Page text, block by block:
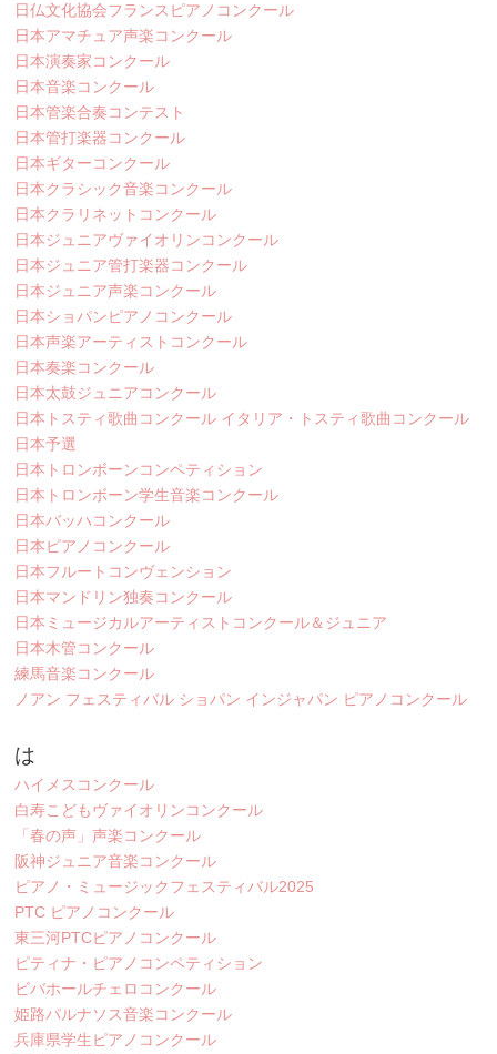
日仏文化協会フランスピアノコンクール
日本アマチュア声楽コンクール
日本演奏家コンクール
日本音楽コンクール
日本管楽合奏コンテスト
日本管打楽器コンクール
日本ギターコンクール
日本クラシック音楽コンクール
日本クラリネットコンクール
日本ジュニアヴァイオリンコンクール
日本ジュニア管打楽器コンクール
日本ジュニア声楽コンクール
日本ショパンピアノコンクール
日本声楽アーティストコンクール
日本奏楽コンクール
日本太鼓ジュニアコンクール
日本トスティ歌曲コンクール イタリア・トスティ歌曲コンクール
日本予選
日本トロンボーンコンペティション
日本トロンボーン学生音楽コンクール
日本バッハコンクール
日本ピアノコンクール
日本フルートコンヴェンション
日本マンドリン独奏コンクール
日本ミュージカルアーティストコンクール＆ジュニア
日本木管コンクール
練馬音楽コンクール
ノアン フェスティバル ショパン インジャパン ピアノコンクール
は
ハイメスコンクール
白寿こどもヴァイオリンコンクール
「春の声」声楽コンクール
阪神ジュニア音楽コンクール
ピアノ・ミュージックフェスティバル2025
PTC ピアノコンクール
東三河PTCピアノコンクール
ピティナ・ピアノコンペティション
ビバホールチェロコンクール
姫路パルナソス音楽コンクール
兵庫県学生ピアノコンクール